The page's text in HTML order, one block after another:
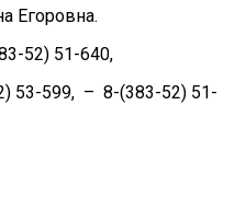
Егоровна.
52) 51-640,
53-599, – 8-(383-52) 51-